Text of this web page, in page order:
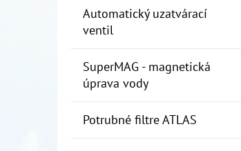
Automatický uzatvárací
ventil
SuperMAG - magnetická
úprava vody
Potrubné filtre ATLAS